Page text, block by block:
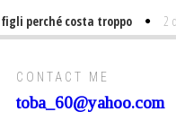
costa troppo 2 days ago
CONTACT ME
toba_60@yahoo.com